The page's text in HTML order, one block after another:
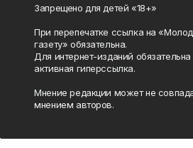
Запрещено для детей «18+»
При перепечатке ссылка на
газету» обязательна.
Для интернет-изданий
активная гиперссылка.
Мнение редакции может не
мнением авторов.